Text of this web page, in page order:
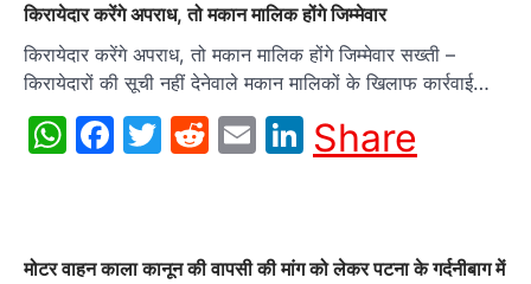
किरायेदार करेंगे अपराध, तो मकान मालिक होंगे जिम्मेवार
किरायेदार करेंगे अपराध, तो मकान मालिक होंगे जिम्मेवार सख्ती –
किरायेदारों की सूची नहीं देनेवाले मकान मालिकों के खिलाफ कार्रवाई…
WhatsApp
Facebook
Twitter
Reddit
EmailLinkedIn
Share
मोटर वाहन काला कानून की वापसी की मांग को लेकर पटना के गर्दनीबाग में